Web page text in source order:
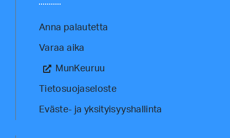
Anna palautetta
Varaa aika
MunKeuruu
Tietosuojaseloste
Eväste- ja yksityisyyshallinta